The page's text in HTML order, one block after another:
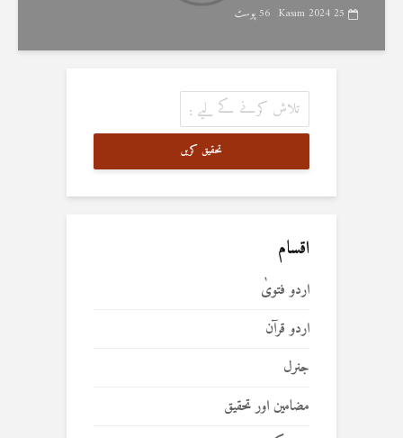
25 Kasım 2024 56 پوسٹ
تحقیق کریں
اقسام
اردو فتویٰ
اردو قرآن
جنرل
مضامین اور تحقیق